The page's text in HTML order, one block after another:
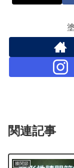
関連記事
膝関節